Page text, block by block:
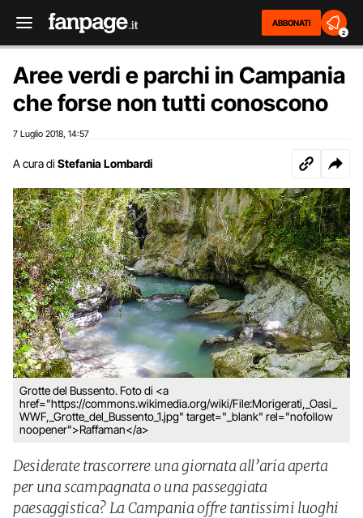
ABBONATI
2
Aree verdi e parchi in Campania
che forse non tutti conoscono
7 Luglio 2018 14:57
A cura di Stefania Lombardi
Grotte del Bussento. Foto di <a
href="https://commons.wikimedia.org/wiki/File:Morigerati,_Oasi_
WWF,_Grotte_del_Bussento_1.jpg" target="_blank" rel="nofollow
noopener">Raffaman</a>
Desiderate trascorrere una giornata all’aria aperta
per una scampagnata o una passeggiata
paesaggistica? La Campania offre tantissimi luoghi